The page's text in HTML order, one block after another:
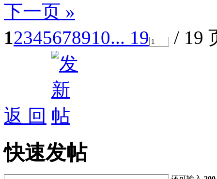
下一页 »
12345678910... 19 / 19
返 回
快速发帖